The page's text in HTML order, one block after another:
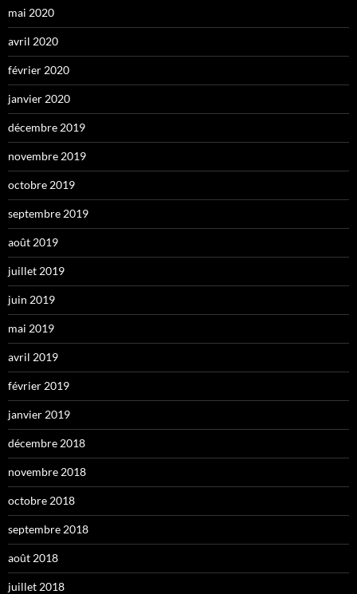
mai 2020
avril 2020
février 2020
janvier 2020
décembre 2019
novembre 2019
octobre 2019
septembre 2019
août 2019
juillet 2019
juin 2019
mai 2019
avril 2019
février 2019
janvier 2019
décembre 2018
novembre 2018
octobre 2018
septembre 2018
août 2018
juillet 2018